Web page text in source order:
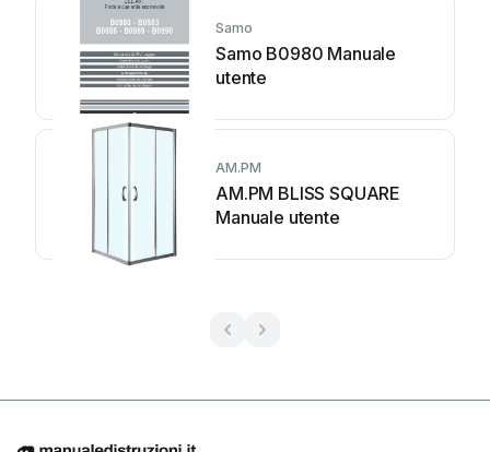
Samo
Samo B0980 Manuale
utente
AM.PM
AM.PM BLISS SQUARE
Manuale utente